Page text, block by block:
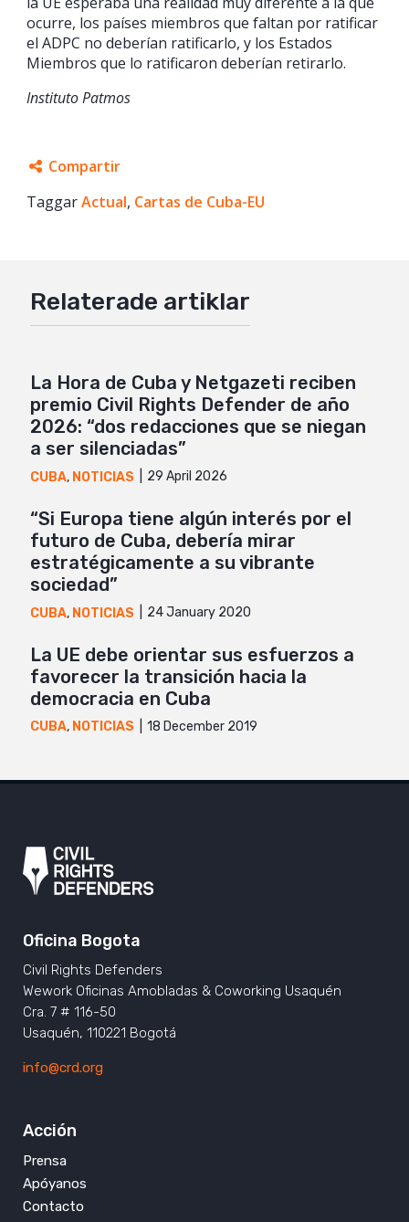
ocurre, los países miembros que faltan por ratificar
el ADPC no deberían ratificarlo, y los Estados
Miembros que lo ratificaron deberían retirarlo.
Instituto Patmos
Compartir
Facebook
Mail
TaggarActual, Cartas de Cuba-EU
Relaterade artiklar
La Hora de Cuba y Netgazeti reciben
premio Civil Rights Defender de año
2026: “dos redacciones que se niegan
a ser silenciadas”
CUBA, NOTICIAS 29 April 2026
“Si Europa tiene algún interés por el
futuro de Cuba, debería mirar
estratégicamente a su vibrante
sociedad”
CUBA, NOTICIAS 24 January 2020
La UE debe orientar sus esfuerzos a
favorecer la transición hacia la
democracia en Cuba
CUBA, NOTICIAS 18 December 2019
Oficina Bogota
Civil Rights Defenders
Wework Oficinas Amobladas & Coworking Usaquén
Cra. 7 # 116-50
Usaquén, 110221 Bogotá
info@crd.org
Acción
Prensa
Apóyanos
Contacto